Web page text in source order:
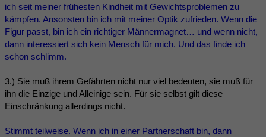
ich seit meiner frühesten Kindheit mit Gewichtsproblemen zu
kämpfen. Ansonsten bin ich mit meiner Optik zufrieden. Wenn die
Figur passt, bin ich ein richtiger Männermagnet… und wenn nicht,
dann interessiert sich kein Mensch für mich. Und das finde ich
schon schlimm.
3.) Sie muß ihrem Gefährten nicht nur viel bedeuten, sie muß für
ihn die Einzige und Alleinige sein. Für sie selbst gilt diese
Einschränkung allerdings nicht.
Stimmt teilweise. Wenn ich in einer Partnerschaft bin, dann